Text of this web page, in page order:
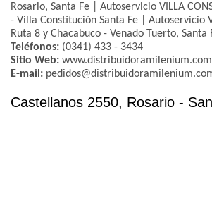
Rosario, Santa Fe | Autoservicio VILLA
- Villa Constitución Santa Fe | Autoservicio
Ruta 8 y Chacabuco - Venado Tuerto, Santa
Teléfonos: (0341) 433 - 3434
Sitio Web:
E-mail:
Castellanos 2550, Rosario -